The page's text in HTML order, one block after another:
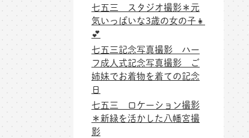
七五三 スタジオ撮影＊元
気いっぱいな3歳の女の子👧
💕
七五三記念写真撮影 ハー
フ成人式記念写真撮影 ご
姉妹でお着物を着ての記念
日
七五三 ロケーション撮影
＊新緑を活かした八幡宮撮
影